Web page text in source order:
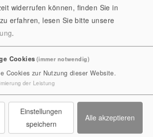
SCHLITTENHALLE
widerrufen können, finden Sie in
erfahren, lesen Sie bitte unsere
.
Cookies(immer notwendig)
Cookies zur Nutzung dieser Website.
der Leistung
Einstellungen
speichern
Alle akzeptieren